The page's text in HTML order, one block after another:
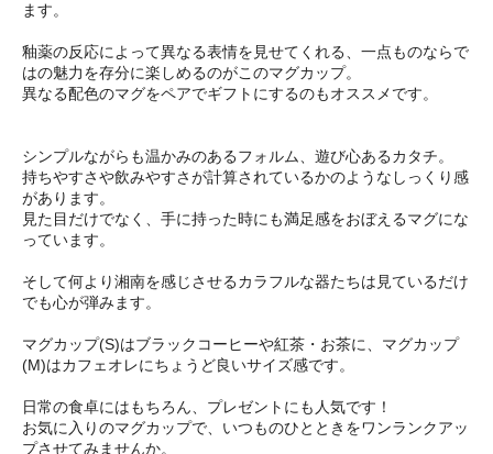
ます。
釉薬の反応によって異なる表情を見せてくれる、一点ものならで
はの魅力を存分に楽しめるのがこのマグカップ。
異なる配色のマグをペアでギフトにするのもオススメです。
シンプルながらも温かみのあるフォルム、遊び心あるカタチ。
持ちやすさや飲みやすさが計算されているかのようなしっくり感
があります。
見た目だけでなく、手に持った時にも満足感をおぼえるマグにな
っています。
そして何より湘南を感じさせるカラフルな器たちは見ているだけ
でも心が弾みます。
マグカップ(S)はブラックコーヒーや紅茶・お茶に、マグカップ
(M)はカフェオレにちょうど良いサイズ感です。
日常の食卓にはもちろん、プレゼントにも人気です！
お気に入りのマグカップで、いつものひとときをワンランクアッ
プさせてみませんか。